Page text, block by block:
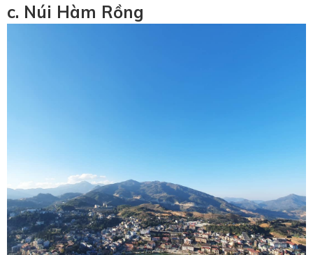
c. Núi Hàm Rồng